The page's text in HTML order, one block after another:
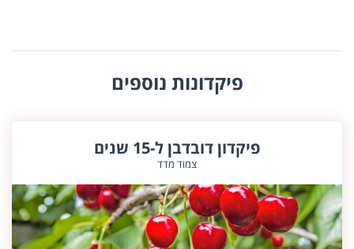
פיקדונות נוספים
פיקדון דובדבן ל-15 שנים
צמוד מדד